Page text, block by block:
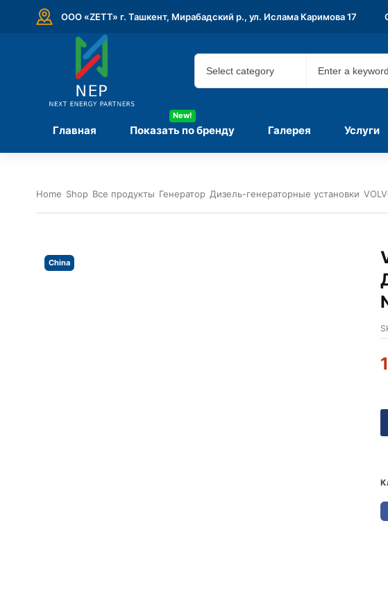
ООО «ZETT» г. Ташкент, Мирабадский р., ул. Ислама Каримова 17
Главная Показать по бренду
New!
Галерея Услуги
Home Shop Все продукты Генератор Дизель-генераторные установки
China
1